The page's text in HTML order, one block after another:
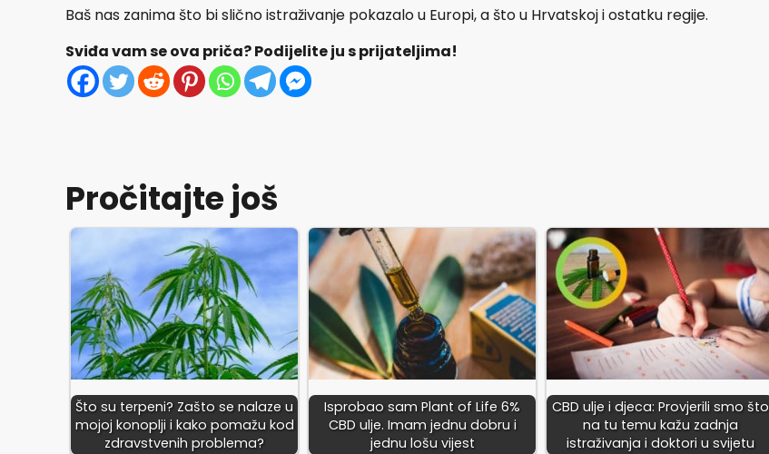
Baš nas zanima što bi slično istraživanje pokazalo u Europi, a što u Hrvatskoj i ostatku regije.
Sviđa vam se ova priča? Podijelite ju s prijateljima!
Pročitajte još
Što su terpeni? Zašto se nalaze u
mojoj konoplji i kako pomažu kod
zdravstvenih problema?
Isprobao sam Plant of Life 6%
CBD ulje. Imam jednu dobru i
jednu lošu vijest
CBD ulje i djeca: Provjerili smo što
na tu temu kažu zadnja
istraživanja i doktori u svijetu